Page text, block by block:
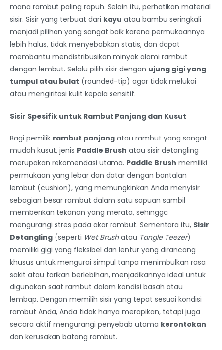
mana rambut paling rapuh. Selain itu, perhatikan material
sisir. Sisir yang terbuat dari kayu atau bambu seringkali
menjadi pilihan yang sangat baik karena permukaannya
lebih halus, tidak menyebabkan statis, dan dapat
membantu mendistribusikan minyak alami rambut
dengan lembut. Selalu pilih sisir dengan ujung gigi yang
tumpul atau bulat (rounded-tip) agar tidak melukai
atau mengiritasi kulit kepala sensitif.
Sisir Spesifik untuk Rambut Panjang dan Kusut
Bagi pemilik rambut panjang atau rambut yang sangat
mudah kusut, jenis Paddle Brush atau sisir detangling
merupakan rekomendasi utama. Paddle Brush memiliki
permukaan yang lebar dan datar dengan bantalan
lembut (cushion), yang memungkinkan Anda menyisir
sebagian besar rambut dalam satu sapuan sambil
memberikan tekanan yang merata, sehingga
mengurangi stres pada akar rambut. Sementara itu, Sisir
Detangling (seperti Wet Brushatau Tangle Teezer)
memiliki gigi yang fleksibel dan lentur yang dirancang
khusus untuk mengurai simpul tanpa menimbulkan rasa
sakit atau tarikan berlebihan, menjadikannya ideal untuk
digunakan saat rambut dalam kondisi basah atau
lembap. Dengan memilih sisir yang tepat sesuai kondisi
rambut Anda, Anda tidak hanya merapikan, tetapi juga
secara aktif mengurangi penyebab utama kerontokan
dan kerusakan batang rambut.